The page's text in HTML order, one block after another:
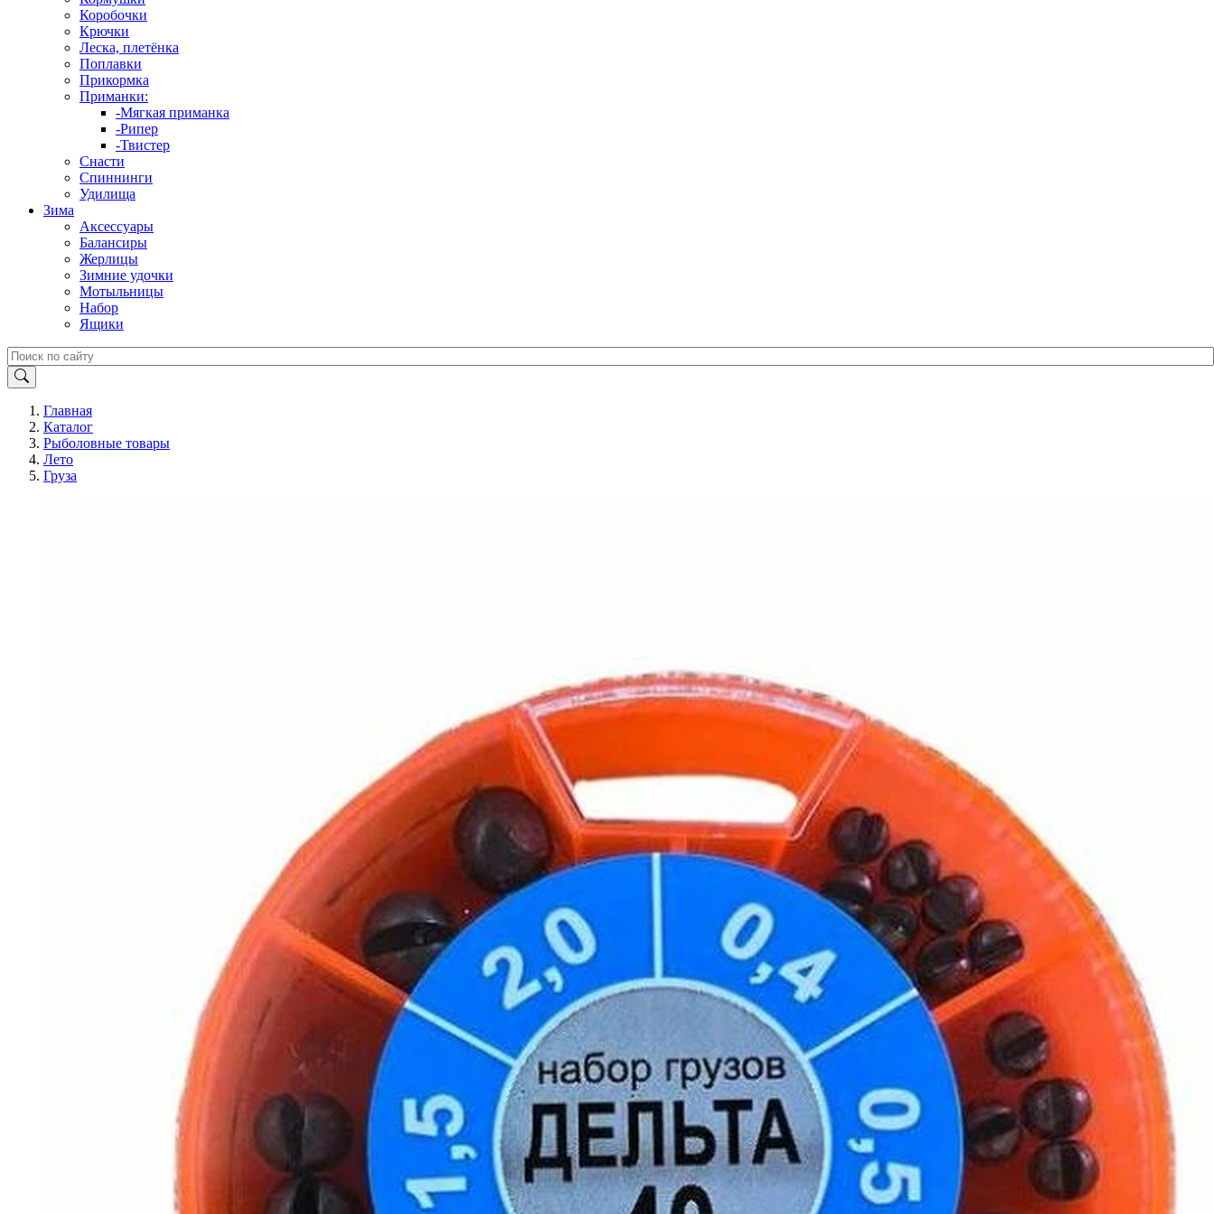
Коробочки
Крючки
Леска, плетёнка
Поплавки
Прикормка
Приманки:
-Мягкая приманка
-Рипер
-Твистер
Снасти
Спиннинги
Удилища
Зима
Аксессуары
Балансиры
Жерлицы
Зимние удочки
Мотыльницы
Набор
Ящики
Главная
Каталог
Рыболовные товары
Лето
Груза